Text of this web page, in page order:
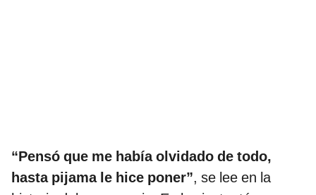
“Pensó que me había olvidado de todo,
hasta pijama le hice poner”, se lee en la